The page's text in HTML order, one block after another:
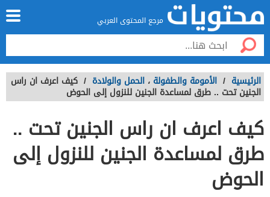
مرجع المحتوى العربي
الرئيسية / الأمومة والطفولة ، الحمل والولادة / كيف اعرف ان راس
الجنين تحت .. طرق لمساعدة الجنين للنزول إلى الحوض
كيف اعرف ان راس الجنين تحت ..
طرق لمساعدة الجنين للنزول إلى
الحوض